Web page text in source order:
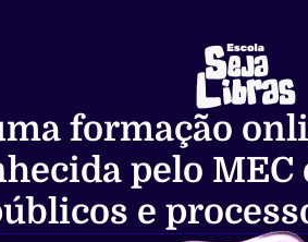
formação
pelo MEC
e